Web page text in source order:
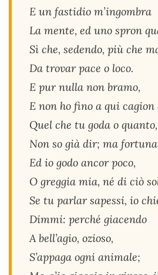
E un fastidio m’ingombra
La mente, ed uno spron
Sì che, sedendo, più che
Da trovar pace o loco.
E pur nulla non bramo,
E non ho fino a qui
Quel che tu goda o quanto,
Non so già dir; ma
Ed io godo ancor poco,
O greggia mia, né di ciò
Se tu parlar sapessi, io
Dimmi: perché giacendo
A bell’agio, ozioso,
S’appaga ogni animale;